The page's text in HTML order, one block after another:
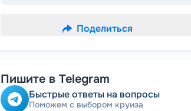
Поделиться
Пишите в Telegram
Быстрые ответы на вопросы
Поможем с выбором круиза